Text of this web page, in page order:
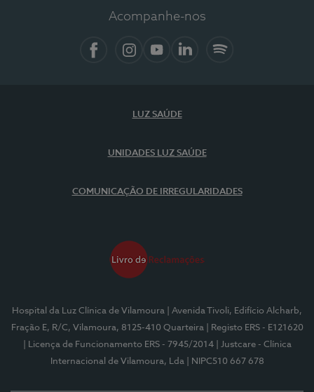
Acompanhe-nos
LUZ SAÚDE
UNIDADES LUZ SAÚDE
COMUNICAÇÃO DE IRREGULARIDADES
Hospital da Luz Clínica de Vilamoura
| Avenida Tivoli, Edifício Alcharb,
Fração E, R/C, Vilamoura, 8125-410 Quarteira
| Registo ERS - E121620
| Licença de Funcionamento ERS - 7945/2014
| Justcare - Clínica
Internacional de Vilamoura, Lda
| NIPC510 667 678